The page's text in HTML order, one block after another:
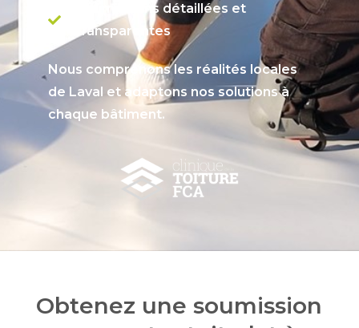
Soumissions détaillées et
transparentes
Nous comprenons les réalités locales
de Laval et adaptons nos solutions à
chaque bâtiment.
Obtenez une soumission